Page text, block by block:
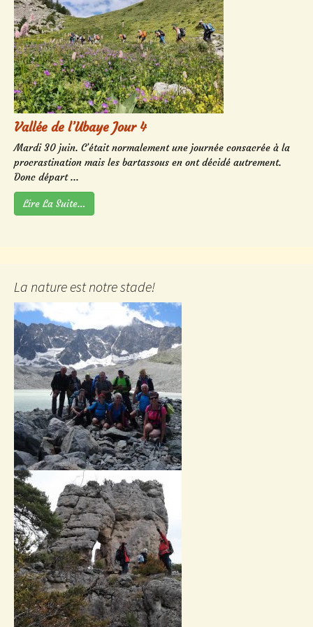
Vallée de l’Ubaye Jour 4
Mardi 30 juin. C’était normalement une journée consacrée à la
procrastination mais les bartassous en ont décidé autrement.
Donc départ ...
Lire La Suite…
La nature est notre stade!